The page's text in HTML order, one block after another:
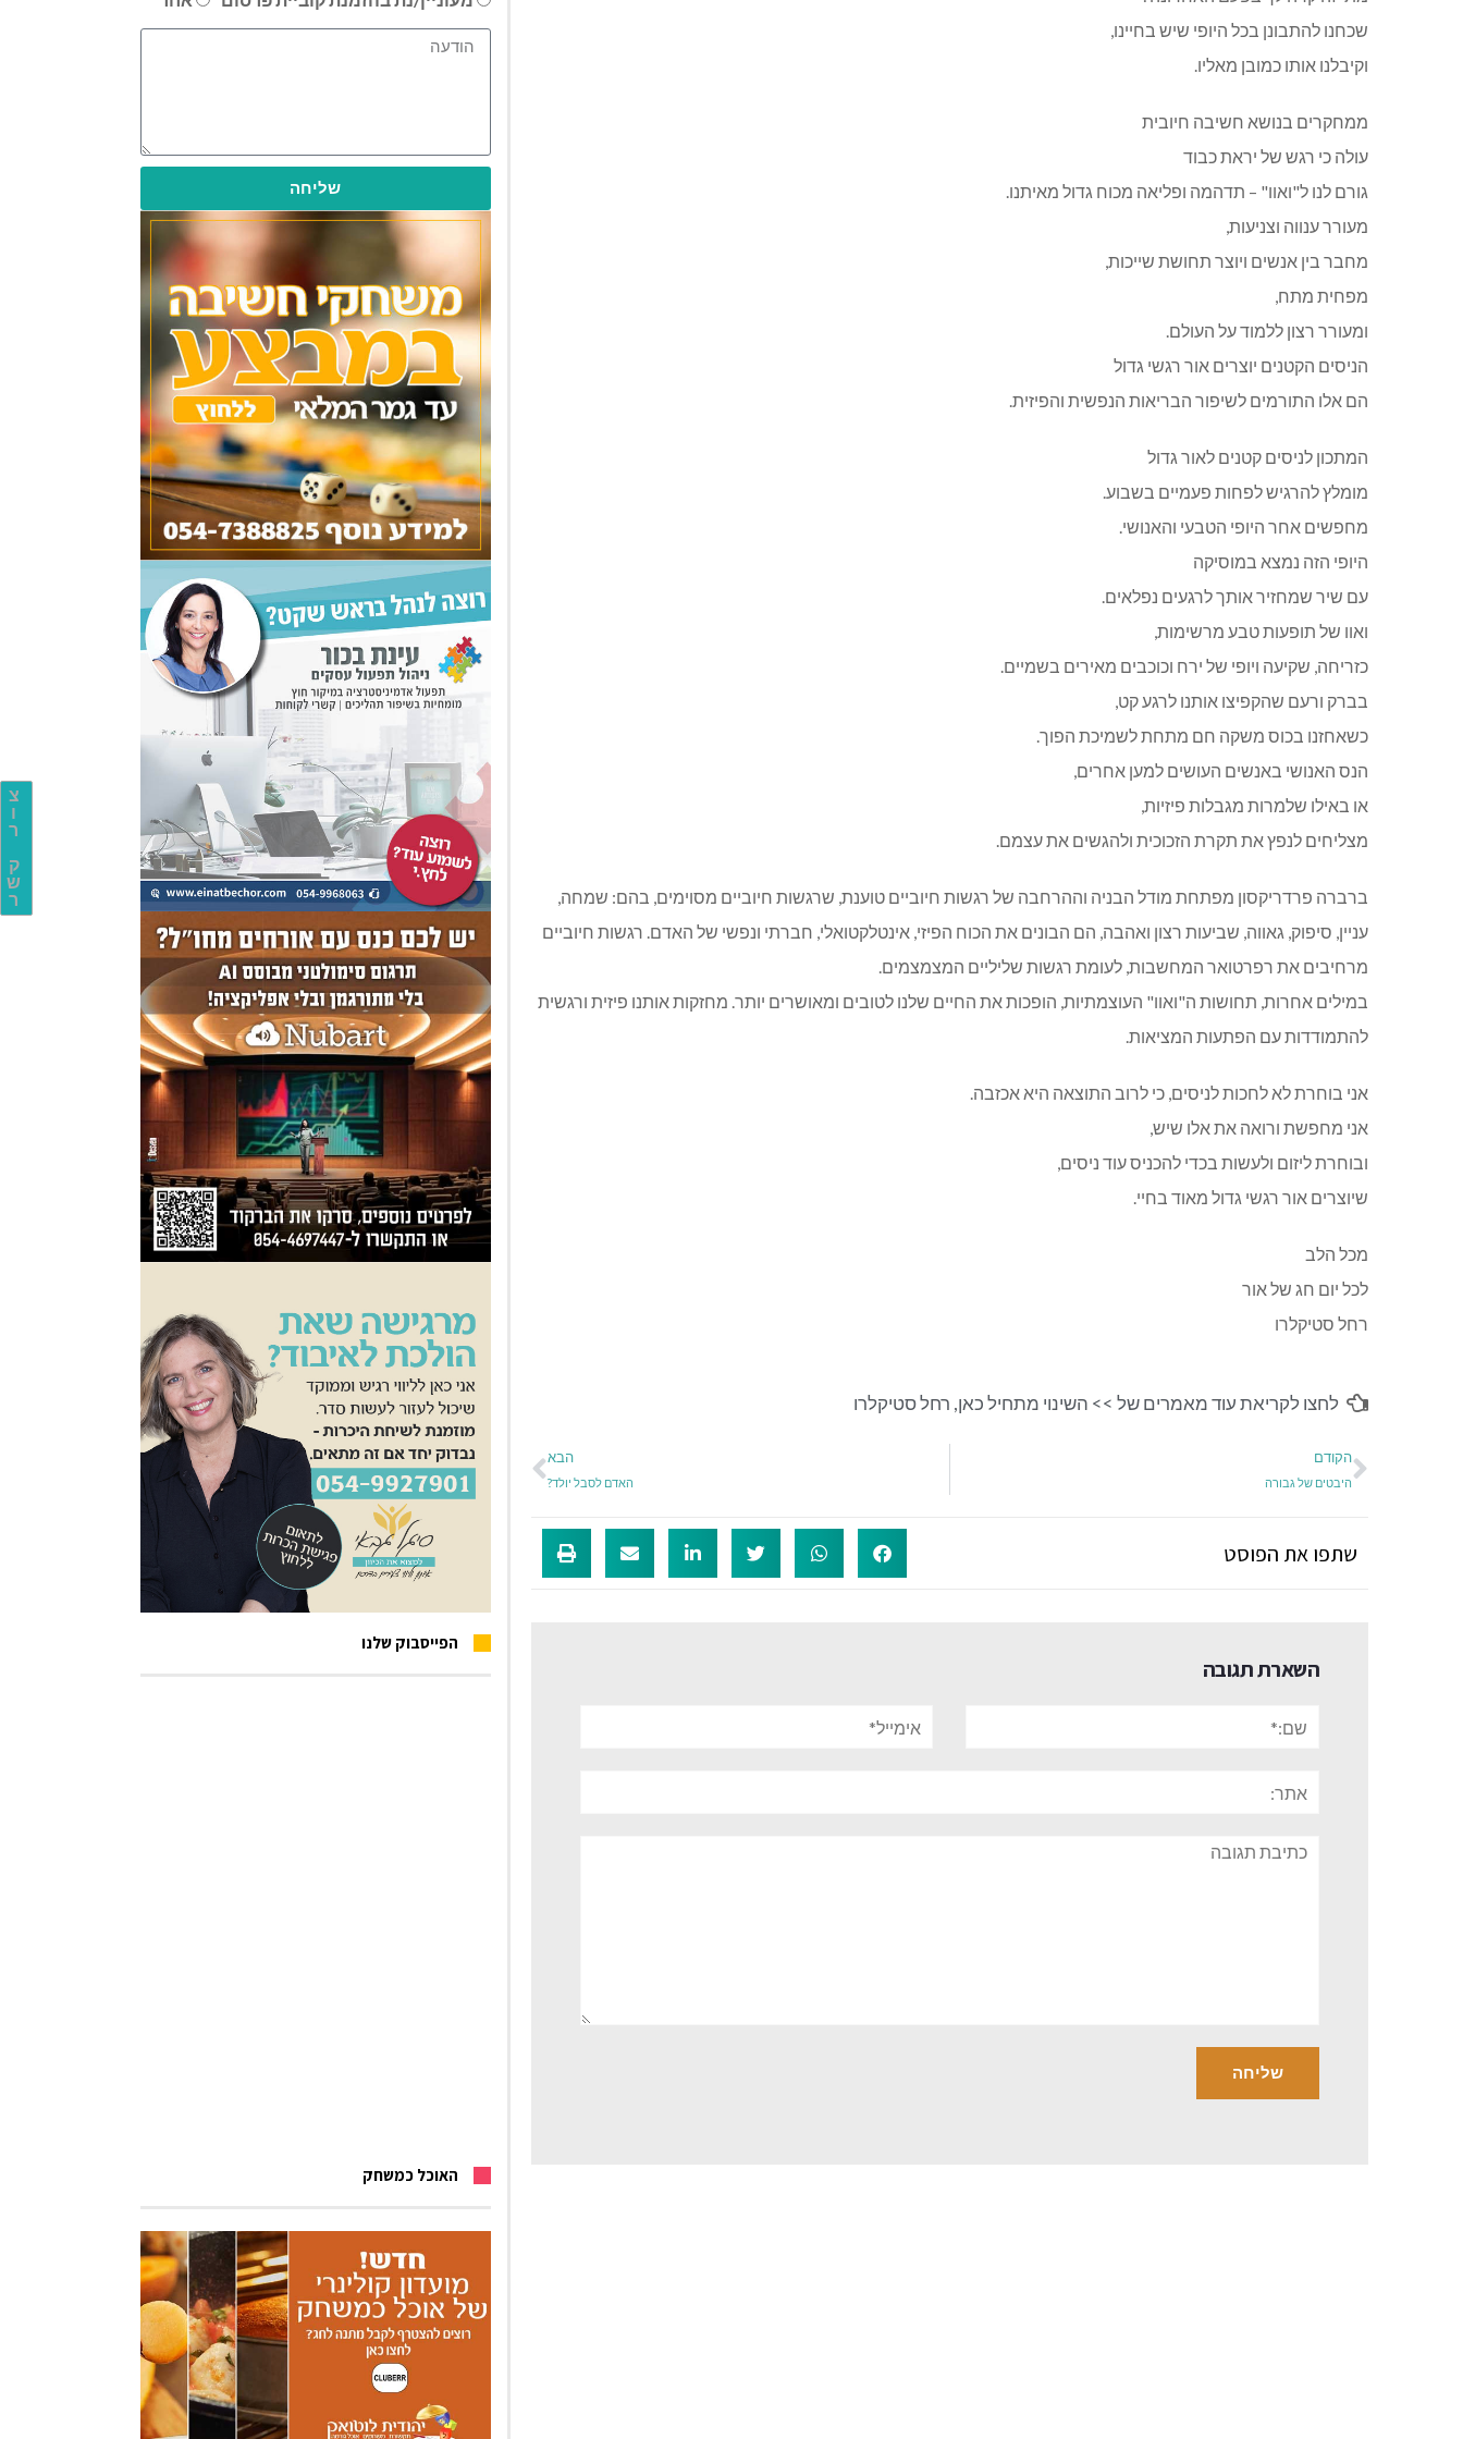
צ
ו
ר
ק
ש
ר
שכחנו להתבונן בכל היופי שיש בחיינו,
וקיבלנו אותו כמובן מאליו.
ממחקרים בנושא חשיבה חיובית
עולה כי רגש של יראת כבוד
גורם לנו ל"ואוו" – תדהמה ופליאה מכוח גדול מאיתנו.
מעורר ענווה וצניעות,
מחבר בין אנשים ויוצר תחושת שייכות,
מפחית מתח,
ומעורר רצון ללמוד על העולם.
הניסים הקטנים יוצרים אור רגשי גדול
הם אלו התורמים לשיפור הבריאות הנפשית והפיזית.
המתכון לניסים קטנים לאור גדול
מומלץ להרגיש לפחות פעמיים בשבוע.
מחפשים אחר היופי הטבעי והאנושי.
היופי הזה נמצא במוסיקה
עם שיר שמחזיר אותך לרגעים נפלאים.
ואוו של תופעות טבע מרשימות,
כזריחה, שקיעה ויופי של ירח וכוכבים מאירים בשמיים.
בברק ורעם שהקפיצו אותנו לרגע קט,
כשאחזנו בכוס משקה חם מתחת לשמיכת הפוך.
הנס האנושי באנשים העושים למען אחרים,
או באילו שלמרות מגבלות פיזיות,
מצליחים לנפץ את תקרת הזכוכית ולהגשים את עצמם.
ברברה פרדריקסון מפתחת מודל הבניה וההרחבה של רגשות חיוביים טוענת, שרגשות חיוביים מסוימים, בהם: שמחה,
עניין, סיפוק, גאווה, שביעות רצון ואהבה, הם הבונים את הכוח הפיזי, אינטלקטואלי, חברתי ונפשי של האדם. רגשות חיוביים
מרחיבים את רפרטואר המחשבות, לעומת רגשות שליליים המצמצמים.
במילים אחרות, תחושות ה"ואוו" העוצמתיות, הופכות את החיים שלנו לטובים ומאושרים יותר. מחזקות אותנו פיזית ורגשית
להתמודדות עם הפתעות המציאות.
אני בוחרת לא לחכות לניסים, כי לרוב התוצאה היא אכזבה.
אני מחפשת ורואה את אלו שיש,
ובוחרת ליזום ולעשות בכדי להכניס עוד ניסים,
שיוצרים אור רגשי גדול מאוד בחיי.
מכל הלב
לכל יום חג של אור
רחל סטיקלרו
לחצו לקריאת עוד מאמרים של >> השינוי מתחיל כאן, רחל סטיקלרו
הקודם
היבטים של גבורה
הבא
האדם לסבל יולד?
שתפו את הפוסט
השארת תגובה
תגובה
שליחה
הפייסבוק שלנו
האוכל כמשחק